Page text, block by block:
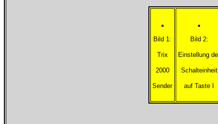
Bild 1:
Trix
2000
Sender
Bild 2:
Einstellung
Schalteinheit
auf Taste I